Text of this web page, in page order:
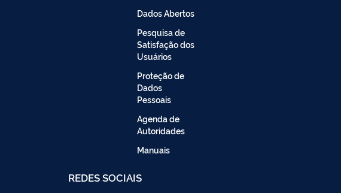
Dados Abertos
Pesquisa de
Satisfação dos
Usuários
Proteção de
Dados
Pessoais
Agenda de
Autoridades
Manuais
REDES SOCIAIS